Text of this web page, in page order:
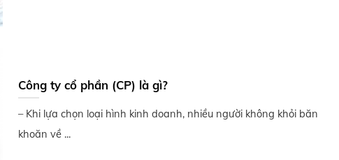
Công ty cổ phần (CP) là gì?
– Khi lựa chọn loại hình kinh doanh, nhiều người không khỏi băn
khoăn về ...